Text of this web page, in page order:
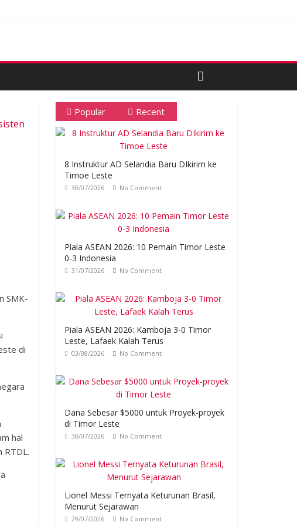
SMK-
di
hal
RTDL.
Popular Recent
8 Instruktur AD Selandia Baru DIkirim ke
Timoe Leste
30/07/2026 No Comment
Piala ASEAN 2026: 10 Pemain Timor Leste
0-3 Indonesia
31/07/2026 No Comment
Piala ASEAN 2026: Kamboja 3-0 Timor
Leste, Lafaek Kalah Terus
03/08/2026 No Comment
Dana Sebesar $5000 untuk Proyek-proyek
di Timor Leste
30/07/2026 No Comment
Lionel Messi Ternyata Keturunan Brasil,
Menurut Sejarawan
29/07/2026 No Comment